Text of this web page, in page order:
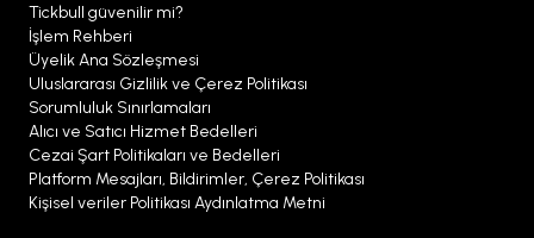
Tickbull güvenilir mi?
İşlem Rehberi
Üyelik Ana Sözleşmesi
Uluslararası Gizlilik ve Çerez Politikası
Sorumluluk Sınırlamaları
Alıcı ve Satıcı Hizmet Bedelleri
Cezai Şart Politikaları ve Bedelleri
Platform Mesajları, Bildirimler, Çerez Politikası
Kişisel veriler Politikası Aydınlatma Metni